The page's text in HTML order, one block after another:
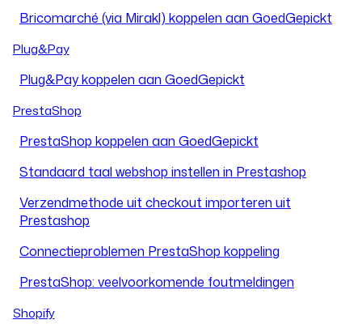
Bricomarché (via Mirakl) koppelen aan GoedGepickt
Plug&Pay
Plug&Pay koppelen aan GoedGepickt
PrestaShop
PrestaShop koppelen aan GoedGepickt
Standaard taal webshop instellen in Prestashop
Verzendmethode uit checkout importeren uit
Prestashop
Connectieproblemen PrestaShop koppeling
PrestaShop: veelvoorkomende foutmeldingen
Shopify